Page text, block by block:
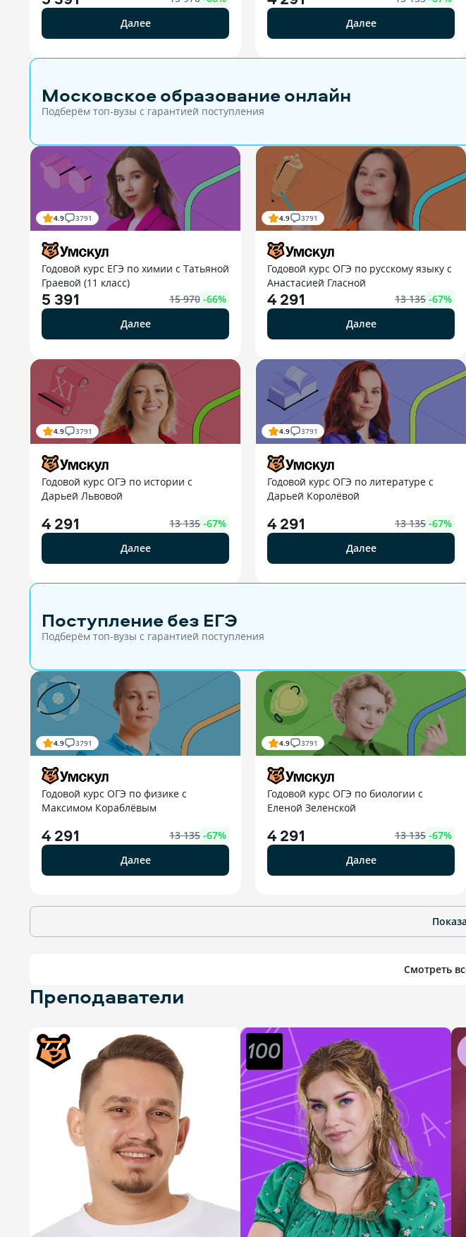
Далее
Далее
Московское образование онлайн
Подберём топ-вузы c гарантией поступления
4.9 3791
Годовой курс ЕГЭ по химии с Татьяной
Граевой (11 класс)
5 391 15 970 -66%
Далее
4.9 3791
Годовой курс ОГЭ по русскому языку с
Анастасией Гласной
4 291 13 135 -67%
Далее
4.9 3791
Годовой курс ОГЭ по истории с
Дарьей Львовой
4 291 13 135 -67%
Далее
4.9 3791
Годовой курс ОГЭ по литературе с
Дарьей Королёвой
4 291 13 135 -67%
Далее
Поступление без ЕГЭ
Подберём топ-вузы c гарантией поступления
4.9 3791
Годовой курс ОГЭ по физике с
Максимом Кораблёвым
4 291 13 135 -67%
Далее
4.9 3791
Годовой курс ОГЭ по биологии с
Еленой Зеленской
4 291 13 135 -67%
Далее
Смотреть
Преподаватели